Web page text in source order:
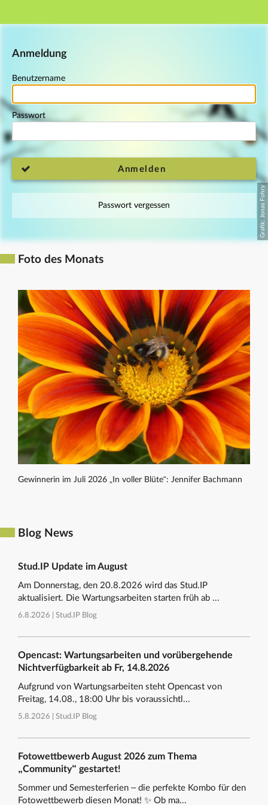
Hauptnavigation
Anmeldung
Benutzername
Passwort
Anmelden
Passwort vergessen
Foto des Monats
Gewinnerin im Juli 2026 „In voller Blüte“: Jennifer Bachmann
Blog News
Stud.IP Update im August
Am Donnerstag, den 20.8.2026 wird das Stud.IP
aktualisiert. Die Wartungsarbeiten starten früh ab ...
6.8.2026 | Stud.IP Blog
Opencast: Wartungsarbeiten und vorübergehende
Nichtverfügbarkeit ab Fr, 14.8.2026
Aufgrund von Wartungsarbeiten steht Opencast von
Freitag, 14.08., 18:00 Uhr bis voraussichtl...
5.8.2026 | Stud.IP Blog
Fotowettbewerb August 2026 zum Thema
„Community“ gestartet!
Sommer und Semesterferien – die perfekte Kombo für den
Fotowettbewerb diesen Monat! ✨ Ob ma...